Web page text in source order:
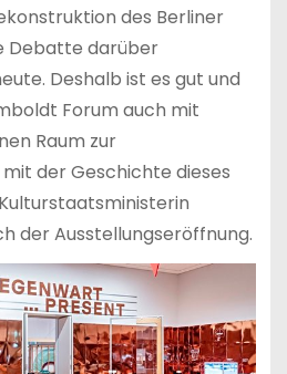
des Berliner
Debatte darüber
Deshalb ist es gut und
Forum auch mit
Raum zur
der Geschichte dieses
der Ausstellungseröffnung.